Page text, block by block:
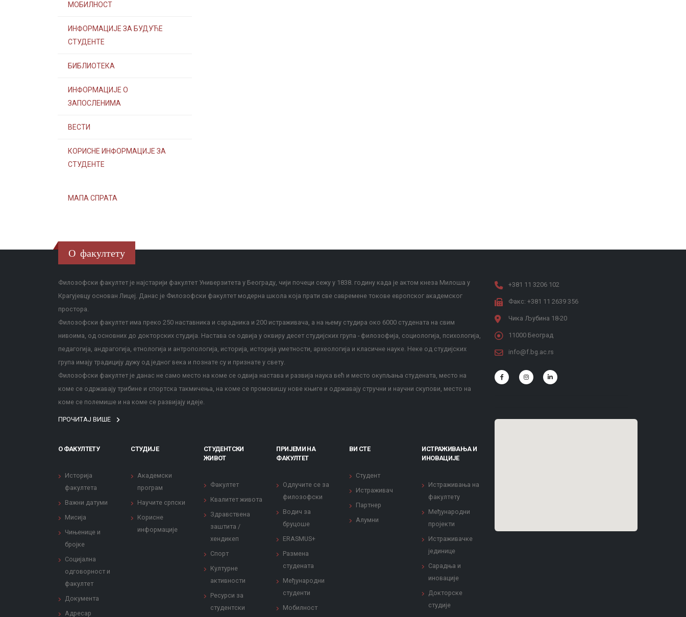
МОБИЛНОСТ
ИНФОРМАЦИЈЕ ЗА БУДУЋЕ
СТУДЕНТЕ
БИБЛИОТЕКА
ИНФОРМАЦИЈЕ О
ЗАПОСЛЕНИМА
ВЕСТИ
КОРИСНЕ ИНФОРМАЦИЈЕ ЗА
СТУДЕНТЕ
МАПА СПРАТА
О факултету
Филозофски факултет је најстарији факултет Универзитета у Београду, чији почеци сежу у 1838. годину када је актом кнеза Милоша у
Крагујевцу основан Лицеј. Данас је Филозофски факултет модерна школа која прати све савремене токове европског академског
простора.
Филозофски факултет има преко 250 наставника и сарадника и 200 истраживача, а на њему студира око 6000 студената на свим
нивоима, од основних до докторских студија. Настава се одвија у оквиру десет студијских група - филозофија, социологија, психологија,
педагогија, андрагогија, етнологија и антропологија, историја, историја уметности, археологија и класичне науке. Неке од студијских
група имају традицију дужу од једног века и познате су и признате у свету.
Филозофски факултет је данас не само место на коме се одвија настава и развија наука већ и место окупљања студената, место на
коме се одржавају трибине и спортска такмичења, на коме се промовишу нове књиге и одржавају стручни и научни скупови, место на
коме се полемише и на коме се развијају идеје.
ПРОЧИТАЈ ВИШЕ
О ФАКУЛТЕТУ
Историја
факултета
Важни датуми
Мисија
Чињенице и
бројке
Социјална
одговорност и
факултет
Документа
Адресар
СТУДИЈЕ
Академски
програм
Научите српски
Корисне
информације
СТУДЕНТСКИ
ЖИВОТ
Факултет
Квалитет живота
Здравствена
заштита /
хендикеп
Спорт
Културне
активности
Ресурси за
студентски
ПРИЈЕМИ НА
ФАКУЛТЕТ
Одлучите се за
филозофски
Водич за
бруцоше
ERASMUS+
Размена
студената
Међународни
студенти
Мобилност
ВИ СТЕ
Студент
Истраживач
Партнер
Алумни
ИСТРАЖИВАЊА И
ИНОВАЦИЈЕ
Истраживања на
факултету
Међународни
пројекти
Истраживачке
јединице
Сарадња и
иновације
Докторске
студије
+381 11 3206 102
Факс: +381 11 2639 356
Чика Љубина 18-20
11000 Београд
info@f.bg.ac.rs